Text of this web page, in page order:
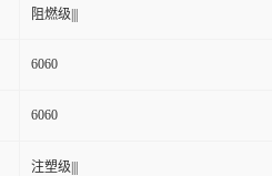
阻燃级|||
6060
6060
注塑级|||